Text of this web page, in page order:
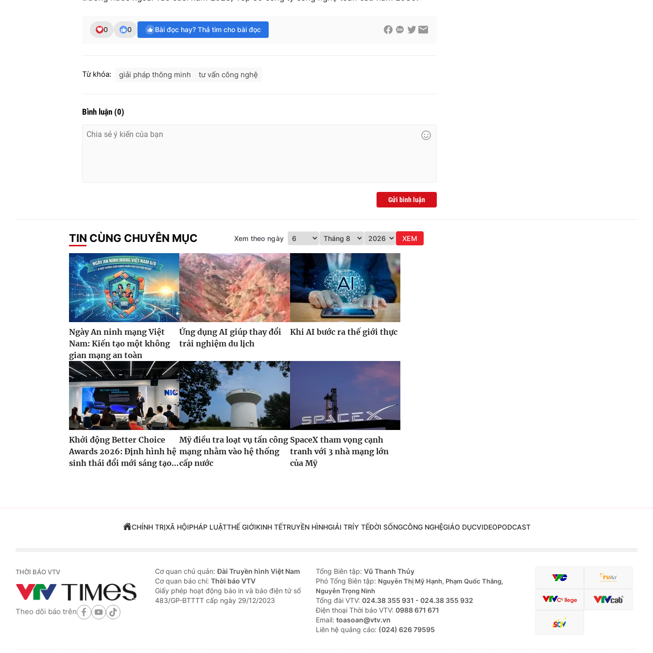
0 0 Bài đọc hay? Thả tim cho bài đọc
Từ khóa: giải pháp thông minh tư vấn công nghệ
Bình luận (0)
Gửi bình luận
TIN CÙNG CHUYÊN MỤC Xem theo ngày XEM
Ngày An ninh mạng Việt
Nam: Kiến tạo một không
gian mạng an toàn
Ứng dụng AI giúp thay đổi
trải nghiệm du lịch
Khi AI bước ra thế giới thực
Khởi động Better Choice
Awards 2026: Định hình hệ
sinh thái đổi mới sáng tạo...
Mỹ điều tra loạt vụ tấn công
mạng nhằm vào hệ thống
cấp nước
SpaceX tham vọng cạnh
tranh với 3 nhà mạng lớn
của Mỹ
CHÍNH TRỊXÃ HỘIPHÁP LUẬTTHẾ GIỚIKINH TẾTRUYỀN HÌNHGIẢI TRÍY TẾĐỜI SỐNGCÔNG NGHỆGIÁO DỤCVIDEOPODCAST
THỜI BÁO VTV
Theo dõi báo trên
Cơ quan chủ quản:Đài Truyền hình Việt Nam
Cơ quan báo chí: Thời báo VTV
Giấy phép hoạt động báo in và báo điện tử số
483/GP-BTTTT cấp ngày 29/12/2023
Tổng Biên tập: Vũ Thanh Thủy
Phó Tổng Biên tập: Nguyễn Thị Mỹ Hạnh, Phạm Quốc Thắng,
Nguyễn Trọng Ninh
Tổng đài VTV: 024.38 355 931 - 024.38 355 932
Ðiện thoại Thời báo VTV: 0988 671 671
Email: toasoan@vtv.vn
Liên hệ quảng cáo: (024) 626 79595